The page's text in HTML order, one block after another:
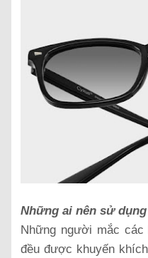
Những ai nên sử
Những người mắc
đều được khuyến